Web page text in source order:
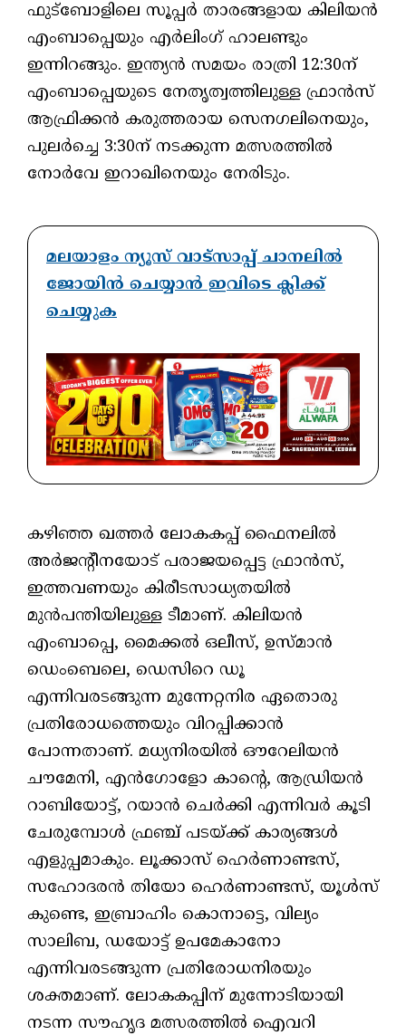
ഫുട്ബോളിലെ സൂപ്പർ താരങ്ങളായ കിലിയൻ
എംബാപ്പെയും എർലിംഗ് ഹാലണ്ടും
ഇന്നിറങ്ങും. ഇന്ത്യൻ സമയം രാത്രി 12:30ന്
എംബാപ്പെയുടെ നേതൃത്വത്തിലുള്ള ഫ്രാൻസ്
ആഫ്രിക്കൻ കരുത്തരായ സെനഗലിനെയും,
പുലർച്ചെ 3:30ന് നടക്കുന്ന മത്സരത്തിൽ
നോർവേ ഇറാഖിനെയും നേരിടും.
മലയാളം ന്യൂസ് വാട്സാപ്പ് ചാനലിൽ
ജോയിൻ ചെയ്യാൻ ഇവിടെ ക്ലിക്ക്
ചെയ്യുക
കഴിഞ്ഞ ഖത്തർ ലോകകപ്പ് ഫൈനലിൽ
അർജന്റീനയോട് പരാജയപ്പെട്ട ഫ്രാൻസ്,
ഇത്തവണയും കിരീടസാധ്യതയിൽ
മുൻപന്തിയിലുള്ള ടീമാണ്. കിലിയൻ
എംബാപ്പെ, മൈക്കൽ ഒലീസ്, ഉസ്മാൻ
ഡെംബെലെ, ഡെസിറെ ഡൂ
എന്നിവരടങ്ങുന്ന മുന്നേറ്റനിര ഏതൊരു
പ്രതിരോധത്തെയും വിറപ്പിക്കാൻ
പോന്നതാണ്. മധ്യനിരയിൽ ഔറേലിയൻ
ചൗമേനി, എൻ‌ഗോളോ കാന്റെ, ആഡ്രിയൻ
റാബിയോട്ട്, റയാൻ ചെർക്കി എന്നിവർ കൂടി
ചേരുമ്പോൾ ഫ്രഞ്ച് പടയ്ക്ക് കാര്യങ്ങൾ
എളുപ്പമാകും. ലൂക്കാസ് ഹെർണാണ്ടസ്,
സഹോദരൻ തിയോ ഹെർണാണ്ടസ്, യൂൾസ്
കുണ്ടെ, ഇബ്രാഹിം കൊനാട്ടെ, വില്യം
സാലിബ, ഡയോട്ട് ഉപമേകാനോ
എന്നിവരടങ്ങുന്ന പ്രതിരോധനിരയും
ശക്തമാണ്. ലോകകപ്പിന് മുന്നോടിയായി
നടന്ന സൗഹൃദ മത്സരത്തിൽ ഐവറി